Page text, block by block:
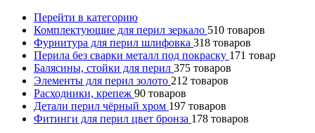
Перейти в категорию
Комплектующие для перил зеркало 510 товаров
Фурнитура для перил шлифовка 318 товаров
Перила без сварки металл под покраску 171 товар
Балясины, стойки для перил 375 товаров
Элементы для перил золото 212 товаров
Расходники, крепеж 90 товаров
Детали перил чёрный хром 197 товаров
Фитинги для перил цвет бронза 178 товаров